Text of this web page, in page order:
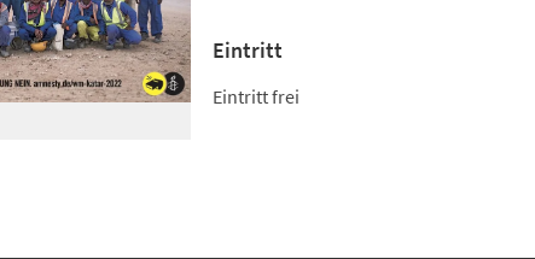
Eintritt
Eintritt frei